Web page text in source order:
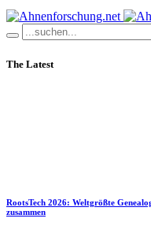
The Latest
RootsTech 2026: Weltgrößte
zusammen